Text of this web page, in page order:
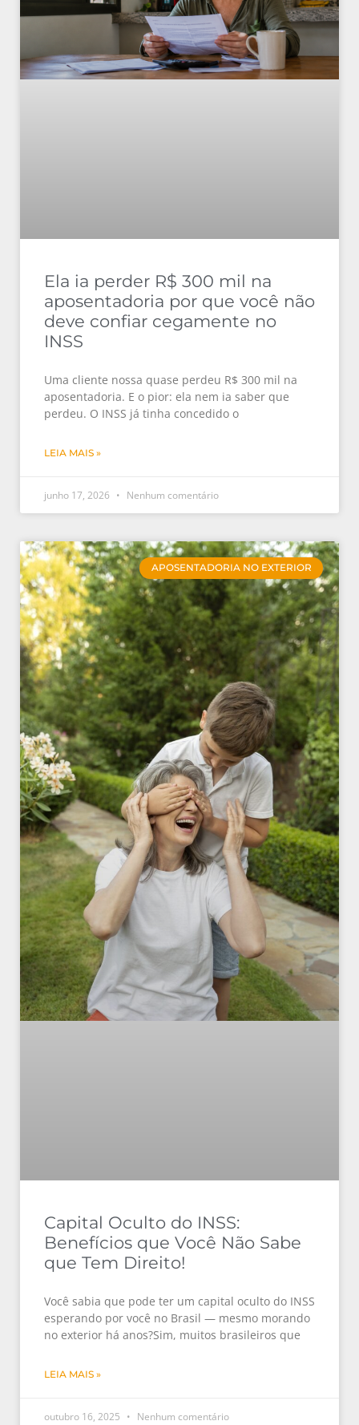
Ela ia perder R$ 300 mil na
aposentadoria por que você não
deve confiar cegamente no
INSS
Uma cliente nossa quase perdeu R$ 300 mil na
aposentadoria. E o pior: ela nem ia saber que
perdeu. O INSS já tinha concedido o
LEIA MAIS »
junho 17, 2026 Nenhum comentário
APOSENTADORIA NO EXTERIOR
Capital Oculto do INSS:
Benefícios que Você Não Sabe
que Tem Direito!
Você sabia que pode ter um capital oculto do INSS
esperando por você no Brasil — mesmo morando
no exterior há anos?Sim, muitos brasileiros que
LEIA MAIS »
outubro 16, 2025 Nenhum comentário